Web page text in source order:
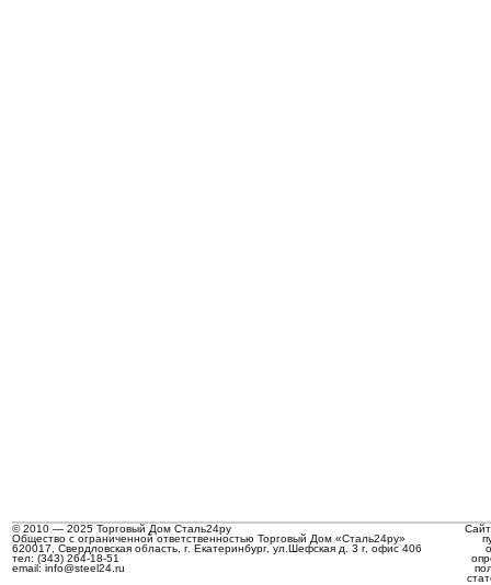
© 2010 — 2025 Торговый Дом Сталь24ру
Общество с ограниченной ответственностью Торговый Дом «Сталь24ру»
620017, Свердловская область, г. Екатеринбург, ул.Шефская д. 3 г, офис 406
тел: (343) 264-18-51
email: info@steel24.ru